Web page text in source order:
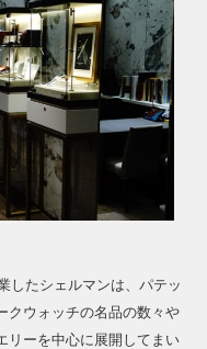
したシェルマンは、パテッ
クウォッチの名品の数々や
リーを中心に展開してまい